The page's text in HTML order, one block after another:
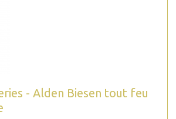
- Alden Biesen tout feu